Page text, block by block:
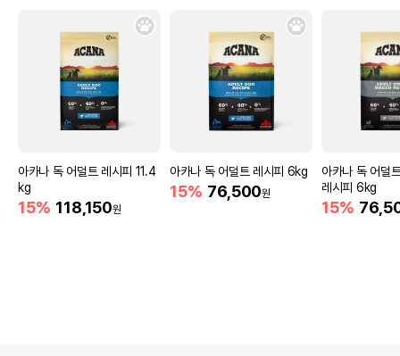
아카나 독 어덜트 레시피 11.4
kg
15% 118,150원
아카나 독 어덜트 레시피 6kg
15% 76,500원
아카나 독 어덜
레시피 6kg
15%